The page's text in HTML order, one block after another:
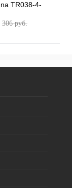
TR038-4-
306 pуб.